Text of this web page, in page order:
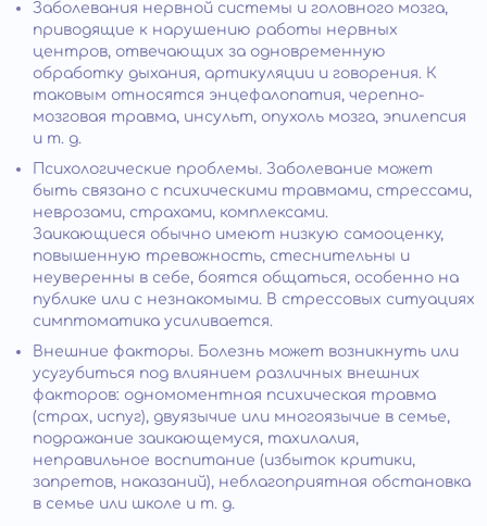
Заболевания нервной системы и головного мозга,
приводящие к нарушению работы нервных
центров, отвечающих за одновременную
обработку дыхания, артикуляции и говорения. К
таковым относятся энцефалопатия, черепно-
мозговая травма, инсульт, опухоль мозга, эпилепсия
и т. д.
Психологические проблемы. Заболевание может
быть связано с психическими травмами, стрессами,
неврозами, страхами, комплексами.
Заикающиеся обычно имеют низкую самооценку,
повышенную тревожность, стеснительны и
неуверенны в себе, боятся общаться, особенно на
публике или с незнакомыми. В стрессовых ситуациях
симптоматика усиливается.
Внешние факторы. Болезнь может возникнуть или
усугубиться под влиянием различных внешних
факторов: одномоментная психическая травма
(страх, испуг), двуязычие или многоязычие в семье,
подражание заикающемуся, тахилалия,
неправильное воспитание (избыток критики,
запретов, наказаний), неблагоприятная обстановка
в семье или школе и т. д.